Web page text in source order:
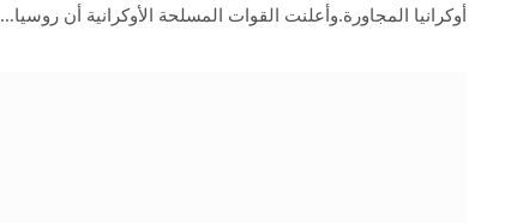
أوكرانيا المجاورة.وأعلنت القوات المسلحة الأوكرانية أن روسيا…